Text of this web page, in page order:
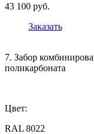
43 100 руб.
Заказать
7. Забор
поликарбоната
Цвет:
RAL 8022